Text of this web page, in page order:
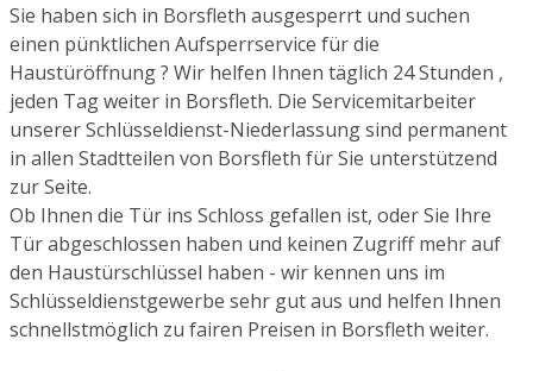
Sie haben sich in Borsfleth ausgesperrt und suchen
einen pünktlichen Aufsperrservice für die
Haustüröffnung ? Wir helfen Ihnen täglich 24 Stunden ,
jeden Tag weiter in Borsfleth. Die Servicemitarbeiter
unserer Schlüsseldienst-Niederlassung sind permanent
in allen Stadtteilen von Borsfleth für Sie unterstützend
zur Seite.
Ob Ihnen die Tür ins Schloss gefallen ist, oder Sie Ihre
Tür abgeschlossen haben und keinen Zugriff mehr auf
den Haustürschlüssel haben - wir kennen uns im
Schlüsseldienstgewerbe sehr gut aus und helfen Ihnen
schnellstmöglich zu fairen Preisen in Borsfleth weiter.